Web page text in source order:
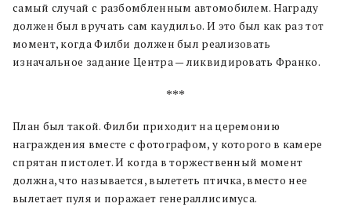
самый случай с разбомбленным автомобилем. Награду
должен был вручать сам каудильо. И это был как раз тот
момент, когда Филби должен был реализовать
изначальное задание Центра — ликвидировать Франко.
***
План был такой. Филби приходит на церемонию
награждения вместе с фотографом, у которого в камере
спрятан пистолет. И когда в торжественный момент
должна, что называется, вылететь птичка, вместо нее
вылетает пуля и поражает генераллисимуса.